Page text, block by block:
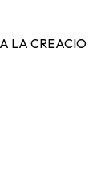
LA CREACIO